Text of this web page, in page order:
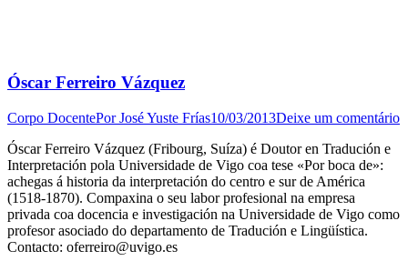
Óscar Ferreiro Vázquez
Corpo DocentePorJosé Yuste Frías10/03/2013Deixe um comentário
Óscar Ferreiro Vázquez (Fribourg, Suíza) é Doutor en Tradución e
Interpretación pola Universidade de Vigo coa tese «Por boca de»:
achegas á historia da interpretación do centro e sur de América
(1518-1870). Compaxina o seu labor profesional na empresa
privada coa docencia e investigación na Universidade de Vigo como
profesor asociado do departamento de Tradución e Lingüística.
Contacto: oferreiro@uvigo.es